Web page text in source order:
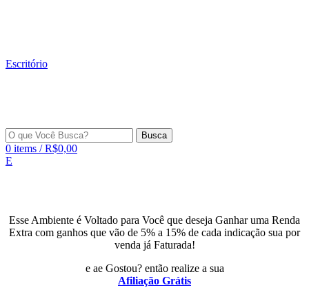
Escritório
Busca
0 items / R$0,00
E
Esse Ambiente é Voltado para Você que deseja Ganhar uma Renda
Extra com ganhos que vão de 5% a 15% de cada indicação sua por
venda já Faturada!
e ae Gostou? então realize a sua
Afiliação Grátis